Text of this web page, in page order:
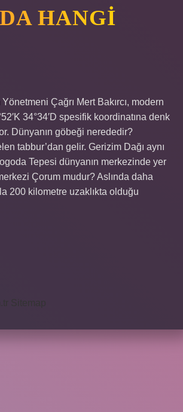
HANGI
Çağrı Mert Bakırcı, modern
34°34′D spesifik koordinatına denk
Dünyanın göbeği nerededir?
tabbur’dan gelir. Gerizim Dağı aynı
Tepesi dünyanın merkezinde yer
Çorum mudur? Aslında daha
200 kilometre uzaklıkta olduğu